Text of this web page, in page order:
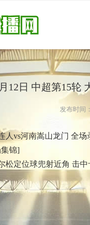
12日 中超第15轮
发布时间
人vs河南嵩山龙门 全场
锦]
松定位球兜射近角 击